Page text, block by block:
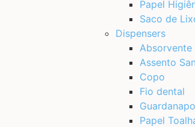
Papel
Saco de
Dispensers
Absorvente
Assento
Copo
Fio dental
Guardanapo
Papel